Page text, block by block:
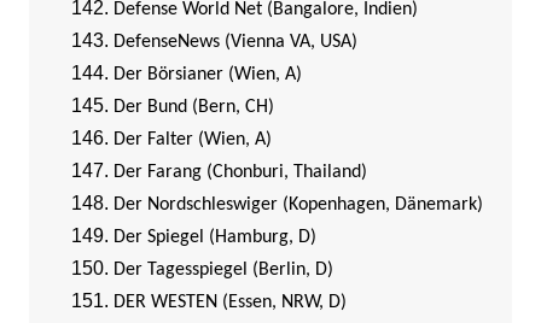
Defense World Net (Bangalore, Indien)
DefenseNews (Vienna VA, USA)
Der Börsianer (Wien, A)
Der Bund (Bern, CH)
Der Falter (Wien, A)
Der Farang (Chonburi, Thailand)
Der Nordschleswiger (Kopenhagen, Dänemark)
Der Spiegel (Hamburg, D)
Der Tagesspiegel (Berlin, D)
DER WESTEN (Essen, NRW, D)